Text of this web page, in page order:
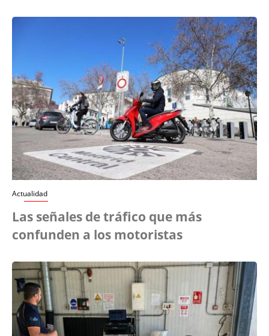
Actualidad
Las señales de tráfico que más
confunden a los motoristas